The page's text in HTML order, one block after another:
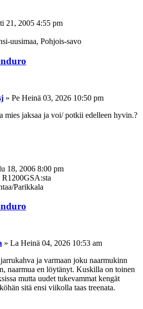
21, 2005 4:55 pm
uusimaa, Pohjois-savo
» Pe Heinä 03, 2026 10:50 pm
mies jaksaa ja voi/ potkii edelleen hyvin.?
18, 2006 8:00 pm
R1200GSA:sta
Parikkala
» La Heinä 04, 2026 10:53 am
ja varmaan joku naarmukinn
naarmua en löytänyt. Kuskilla on toinen
mutta uudet tukevammat kengät
sitä ensi viikolla taas treenata.